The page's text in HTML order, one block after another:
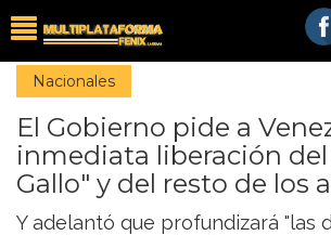
Nacionales
El Gobierno pide a
inmediata liberación
Gallo" y del resto de los
Y adelantó que profundizará "las